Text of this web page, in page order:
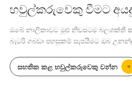
හවුල්කරුවෙකු වීමට
ඔබේ නාලිකාවට මුළු නිවසටම බලශක්ති
බැටරි ගබඩා පහසුකම් සැපයීමට ඔබ
සහතික කළ හවුල්කරුවෙකු වන්න